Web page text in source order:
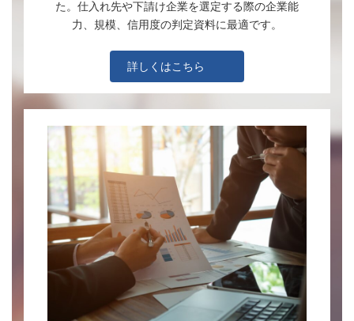
た。仕入れ先や下請け企業を選定する際の企業能
力、規模、信用度の判定資料に最適です。
詳しくはこちら